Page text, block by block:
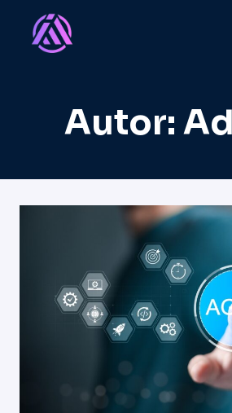
Autor: